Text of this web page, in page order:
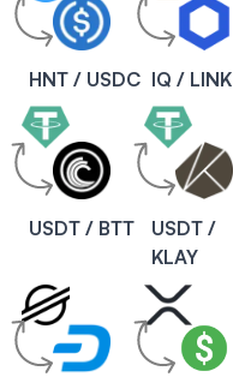
HNT / USDC IQ / LINK
USDT / BTT
USDT /
KLAY